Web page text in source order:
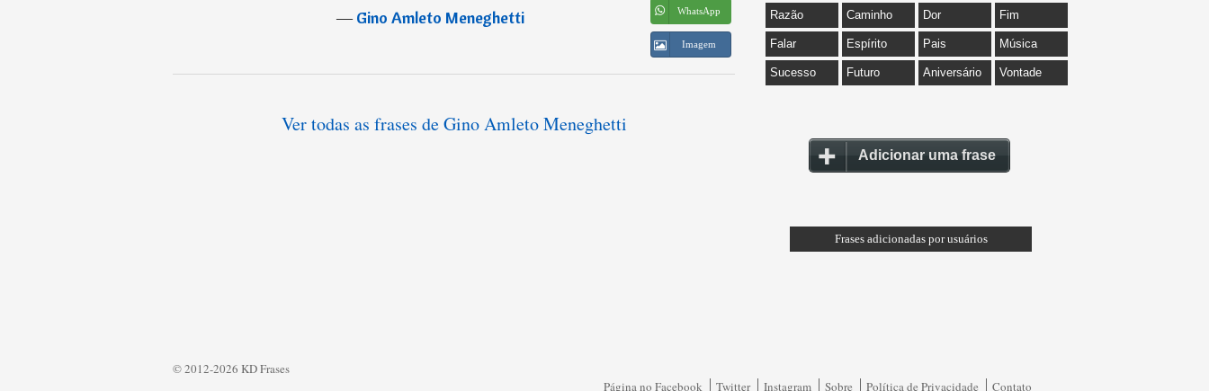
―Gino Amleto Meneghetti WhatsApp
Imagem
Ver todas as frases de Gino Amleto Meneghetti
Razão Caminho Dor Fim
Falar Espírito Pais Música
Sucesso Futuro Aniversário Vontade
Adicionar uma frase
Frases adicionadas por usuários
© 2012-2026 KD Frases
Página no Facebook
Twitter Instagram Sobre Política de Privacidade Contato